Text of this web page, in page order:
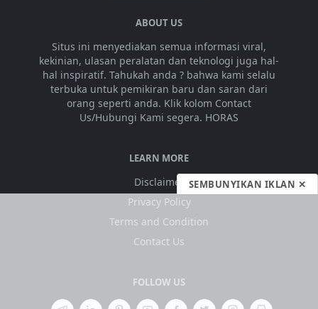
ABOUT US
Situs ini menyediakan semua informasi viral,
kekinian, ulasan peralatan dan teknologi juga hal-
hal inspiratif. Tahukah anda ? bahwa kami selalu
terbuka untuk pemikiran baru dan saran dari
orang seperti anda. Klik kolom Contact
Us/Hubungi Kami segera. HORAS
LEARN MORE
Disclaimer
Privacy Policy
Terms and Condition
Contact Us
FOLLOW US
SEMBUNYIKAN IKLAN ✕